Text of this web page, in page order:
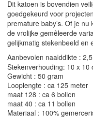
Dit katoen is bovendien
goedgekeurd voor
premature baby’s. Of je
de vrolijke gemêleerde
gelijkmatig stekenbeeld en
Aanbevolen naalddikte :
Stekenverhouding: 10 x 10
Gewicht : 50 gram
Looplengte : ca 125 meter
maat 128 : ca 6 bollen
maat 40 : ca 11 bollen
Materiaal : 100%